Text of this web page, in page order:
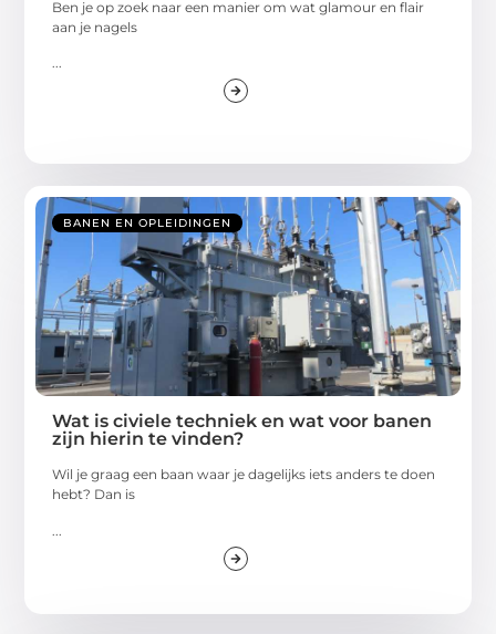
Ben je op zoek naar een manier om wat glamour en flair
aan je nagels
...
BANEN EN OPLEIDINGEN
Wat is civiele techniek en wat voor banen
zijn hierin te vinden?
Wil je graag een baan waar je dagelijks iets anders te doen
hebt? Dan is